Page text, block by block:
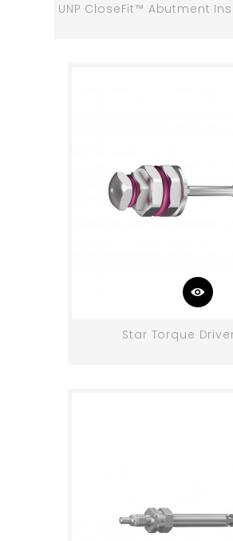
UNP CloseFit™ Abutment
Star Torque